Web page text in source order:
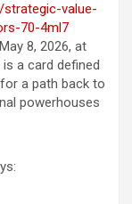
value-
70-4ml7
8, 2026, at
a card defined
a path back to
powerhouses